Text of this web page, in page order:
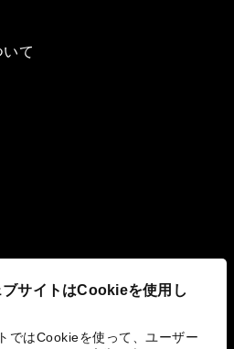
ブサイトはCookieを使用し
ではCookieを使って、ユーザー
て
組み